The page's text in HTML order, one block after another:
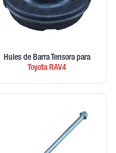
Hules de Barra Tensora para
ToyotaRAV4